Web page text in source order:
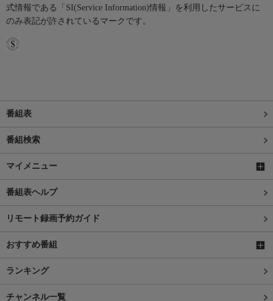
式情報である「SI(Service Information)情報」を利用したサービスに
のみ表記が許されているマークです。
番組表
番組検索
マイメニュー
番組表ヘルプ
リモート録画予約ガイド
おすすめ番組
ランキング
チャンネル一覧